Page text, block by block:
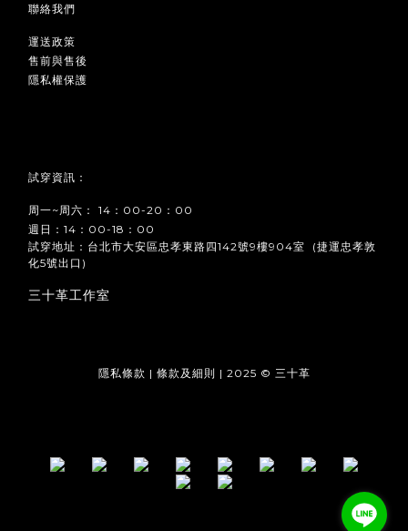
聯絡我們
運送政策
售前與售後
隱私權保護
試穿資訊：
周一~周六： 14：00-20：00
週日：14：00-18：00
試穿地址：台北市大安區忠孝東路四142號9樓904室 (捷運忠孝敦
化5號出口)
三十革工作室
隱私條款 | 條款及細則 | 2025 © 三十革